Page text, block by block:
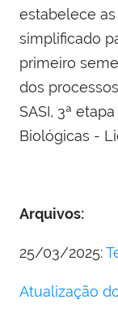
estabelece
simplificado
primeiro
dos
SASI, 3ª
Biológicas -
Arquivos:
25/03/2025:
Atualização